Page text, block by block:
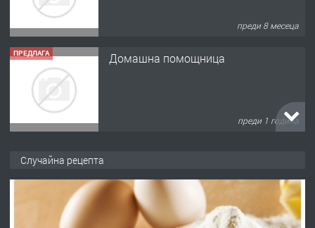
преди 1 година
ПРЕДЛАГА Къща в Марония, Гърция
преди 2 години
НЕГОВОТО КАЧЕСТВО
преди 2 години
Случайна рецепта